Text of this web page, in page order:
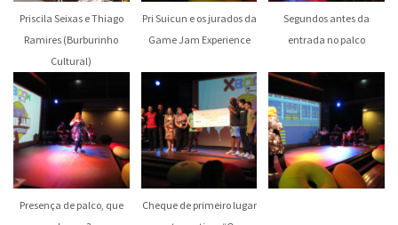
Priscila Seixas e Thiago
Ramires (Burburinho
Cultural)
Pri Suicun e os jurados da
Game Jam Experience
Segundos antes da
entrada no palco
Presença de palco, que
Cheque de primeiro lugar